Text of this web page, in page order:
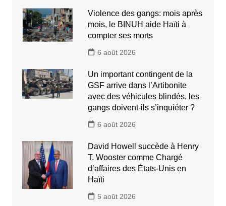
Violence des gangs: mois après
mois, le BINUH aide Haïti à
compter ses morts
6 août 2026
Un important contingent de la
GSF arrive dans l’Artibonite
avec des véhicules blindés, les
gangs doivent-ils s’inquiéter ?
6 août 2026
David Howell succède à Henry
T. Wooster comme Chargé
d’affaires des États-Unis en
Haïti
5 août 2026